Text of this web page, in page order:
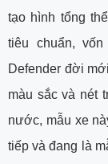
tạo hình tổng
tiêu chuẩn,
Defender đời
màu sắc và nét
nước, mẫu xe
tiếp và đang là